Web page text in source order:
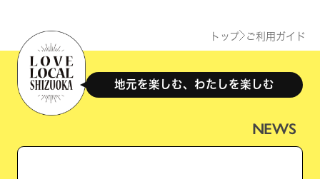
トップ ご利用ガイド
地元を楽しむ、わたしを楽しむ
NEWS